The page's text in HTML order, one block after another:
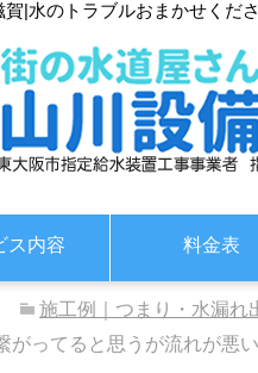
賀|水のトラブルおまかせくだ
ス内容 料金表
施工例｜つまり・水漏れ
がってると思うが流れが悪